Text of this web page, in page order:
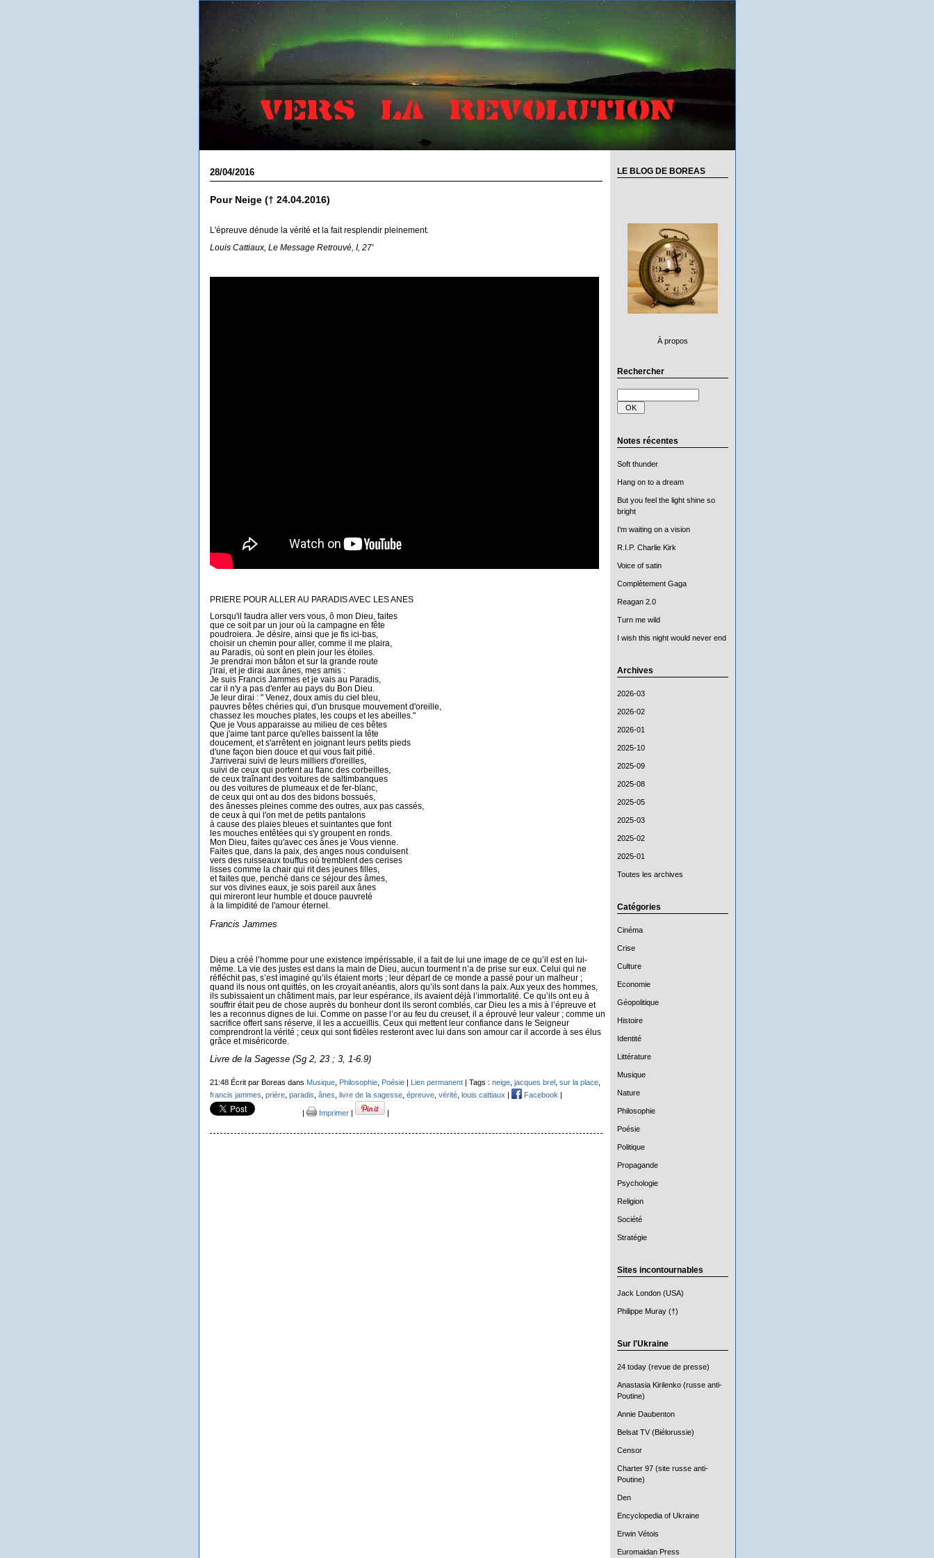
LE BLOG DE BOREAS
À propos
Rechercher
Notes récentes
Soft thunder
Hang on to a dream
But you feel the light shine so
bright
I'm waiting on a vision
R.I.P. Charlie Kirk
Voice of satin
Complètement Gaga
Reagan 2.0
Turn me wild
I wish this night would never end
Archives
2026-03
2026-02
2026-01
2025-10
2025-09
2025-08
2025-05
2025-03
2025-02
2025-01
Toutes les archives
Catégories
Cinéma
Crise
Culture
Economie
Géopolitique
Histoire
Identité
Littérature
Musique
Nature
Philosophie
Poésie
Politique
Propagande
Psychologie
Religion
Société
Stratégie
Sites incontournables
Jack London (USA)
Philippe Muray (†)
Sur l'Ukraine
24 today (revue de presse)
Anastasia Kirilenko (russe anti-
Poutine)
Annie Daubenton
Belsat TV (Biélorussie)
Censor
Charter 97 (site russe anti-
Poutine)
Den
Encyclopedia of Ukraine
Erwin Vétois
Euromaidan Press
28/04/2016
Pour Neige († 24.04.2016)
L'épreuve dénude la vérité et la fait resplendir pleinement.
Louis Cattiaux, Le Message Retrouvé, I, 27'
PRIERE POUR ALLER AU PARADIS AVEC LES ANES
Lorsqu'il faudra aller vers vous, ô mon Dieu, faites
que ce soit par un jour où la campagne en fête
poudroiera. Je désire, ainsi que je fis ici-bas,
choisir un chemin pour aller, comme il me plaira,
au Paradis, où sont en plein jour les étoiles.
Je prendrai mon bâton et sur la grande route
j'irai, et je dirai aux ânes, mes amis :
Je suis Francis Jammes et je vais au Paradis,
car il n'y a pas d'enfer au pays du Bon Dieu.
Je leur dirai : " Venez, doux amis du ciel bleu,
pauvres bêtes chéries qui, d'un brusque mouvement d'oreille,
chassez les mouches plates, les coups et les abeilles."
Que je Vous apparaisse au milieu de ces bêtes
que j'aime tant parce qu'elles baissent la tête
doucement, et s'arrêtent en joignant leurs petits pieds
d'une façon bien douce et qui vous fait pitié.
J'arriverai suivi de leurs milliers d'oreilles,
suivi de ceux qui portent au flanc des corbeilles,
de ceux traînant des voitures de saltimbanques
ou des voitures de plumeaux et de fer-blanc,
de ceux qui ont au dos des bidons bossués,
des ânesses pleines comme des outres, aux pas cassés,
de ceux à qui l'on met de petits pantalons
à cause des plaies bleues et suintantes que font
les mouches entêtées qui s'y groupent en ronds.
Mon Dieu, faites qu'avec ces ânes je Vous vienne.
Faites que, dans la paix, des anges nous conduisent
vers des ruisseaux touffus où tremblent des cerises
lisses comme la chair qui rit des jeunes filles,
et faites que, penché dans ce séjour des âmes,
sur vos divines eaux, je sois pareil aux ânes
qui mireront leur humble et douce pauvreté
à la limpidité de l'amour éternel.
Francis Jammes
Dieu a créé l’homme pour une existence impérissable, il a fait de lui une image de ce qu’il est en lui-
même. La vie des justes est dans la main de Dieu, aucun tourment n’a de prise sur eux. Celui qui ne
réfléchit pas, s’est imaginé qu’ils étaient morts ; leur départ de ce monde a passé pour un malheur ;
quand ils nous ont quittés, on les croyait anéantis, alors qu’ils sont dans la paix. Aux yeux des hommes,
ils subissaient un châtiment mais, par leur espérance, ils avaient déjà l’immortalité. Ce qu’ils ont eu à
souffrir était peu de chose auprès du bonheur dont ils seront comblés, car Dieu les a mis à l’épreuve et
les a reconnus dignes de lui. Comme on passe l’or au feu du creuset, il a éprouvé leur valeur ; comme un
sacrifice offert sans réserve, il les a accueillis. Ceux qui mettent leur confiance dans le Seigneur
comprendront la vérité ; ceux qui sont fidèles resteront avec lui dans son amour car il accorde à ses élus
grâce et miséricorde.
Livre de la Sagesse (Sg 2, 23 ; 3, 1-6.9)
21:48 Écrit par Boreas dans Musique, Philosophie, Poésie| Lien permanent| Tags : neige, jacques brel, sur la place,
francis jammes prière, paradis ânes livre de la sagesse, épreuve, vérité, louis cattiaux | Facebook |
| Imprimer| |